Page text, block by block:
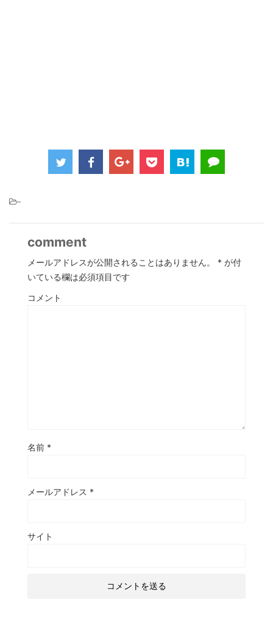
-
comment
メールアドレスが公開されることはありません。 * が付
いている欄は必須項目です
コメント
名前 *
メールアドレス *
サイト